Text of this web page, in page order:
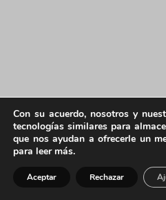
Con su acuerdo, nosotros y
tecnologías similares para
que nos ayudan a ofrecerle un
para leer más.
Aceptar Rechazar